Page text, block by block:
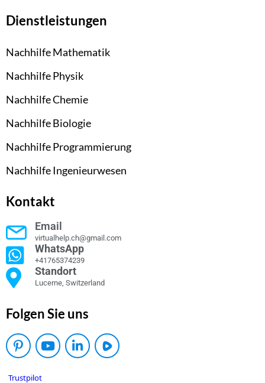
Dienstleistungen
Nachhilfe Mathematik
Nachhilfe Physik
Nachhilfe Chemie
Nachhilfe Biologie
Nachhilfe Programmierung
Nachhilfe Ingenieurwesen
Kontakt
Email
virtualhelp.ch@gmail.com
WhatsApp
+41765374239
Standort
Lucerne, Switzerland
Folgen Sie uns
Trustpilot